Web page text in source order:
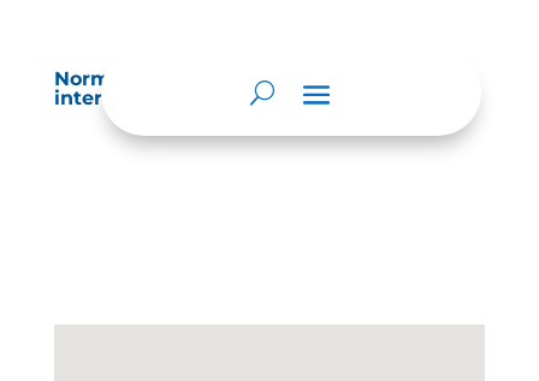
Normatividad especial que les aplique de
interés.